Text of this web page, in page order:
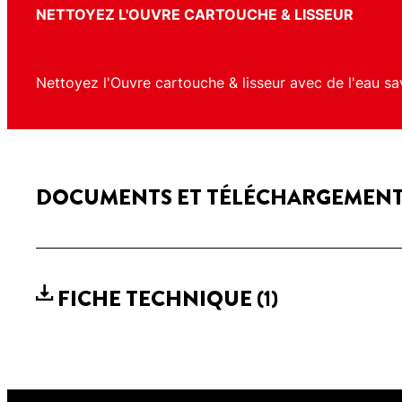
NETTOYEZ L'OUVRE CARTOUCHE & LISSEUR
Nettoyez l'Ouvre cartouche & lisseur avec de l'eau
DOCUMENTS ET
FICHE TECHNIQUE (1)